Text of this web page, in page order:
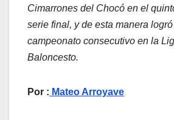
Cimarrones del Chocó en el
serie final, y de esta manera
campeonato consecutivo en la
Baloncesto.
Por : Mateo Arroyave